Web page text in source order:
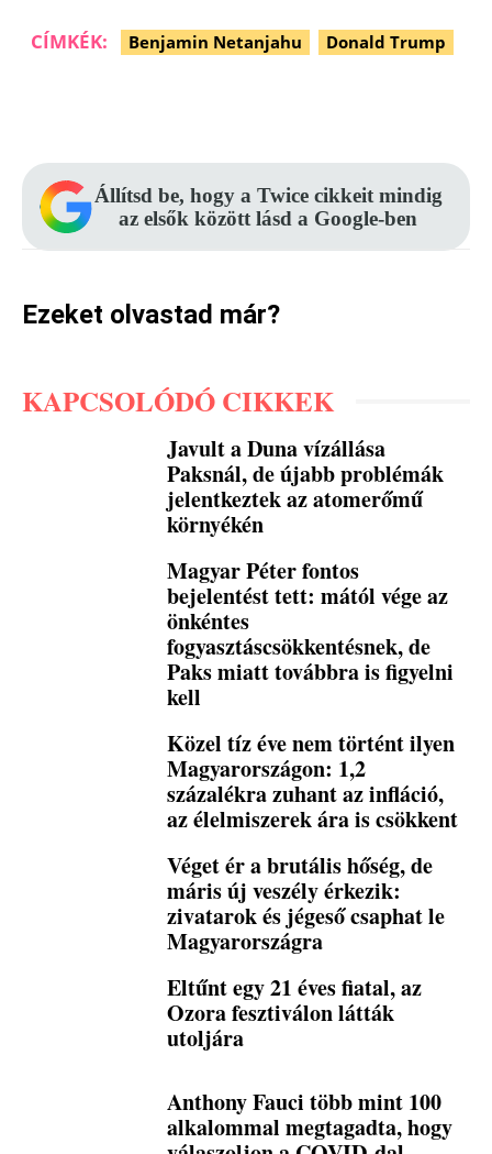
CÍMKÉK: Benjamin Netanjahu Donald Trump
Állítsd be, hogy a Twice cikkeit mindig
az elsők között lásd a Google-ben
Ezeket olvastad már?
KAPCSOLÓDÓ CIKKEK
Javult a Duna vízállása
Paksnál, de újabb problémák
jelentkeztek az atomerőmű
környékén
Magyar Péter fontos
bejelentést tett: mától vége az
önkéntes
fogyasztáscsökkentésnek, de
Paks miatt továbbra is figyelni
kell
Közel tíz éve nem történt ilyen
Magyarországon: 1,2
százalékra zuhant az infláció,
az élelmiszerek ára is csökkent
Véget ér a brutális hőség, de
máris új veszély érkezik:
zivatarok és jégeső csaphat le
Magyarországra
Eltűnt egy 21 éves fiatal, az
Ozora fesztiválon látták
utoljára
Anthony Fauci több mint 100
alkalommal megtagadta, hogy